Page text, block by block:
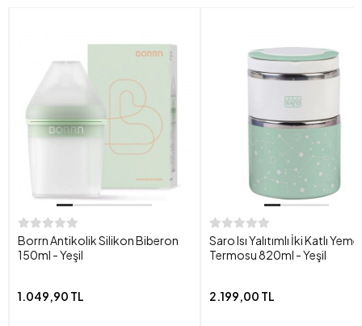
Borrn Antikolik Silikon Biberon
150ml - Yeşil
1.049,90 TL
Saro Isı Yalıtımlı İki Katlı
Termosu 820ml - Yeşil
2.199,00 TL